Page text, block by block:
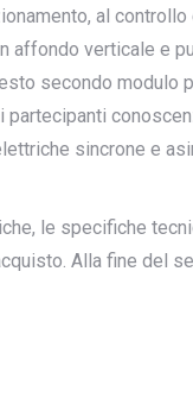
al controllo
affondo verticale e
secondo modulo
partecipanti
sincrone e
le specifiche
Alla fine del